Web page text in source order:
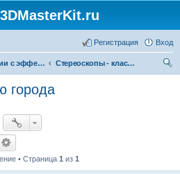
Вход
Регистрация
Фотографии с эффектом стерео, варио, 3D, анимации, морфинга
Стереоскопы - классика 3D
города
• Страница 1 из 1